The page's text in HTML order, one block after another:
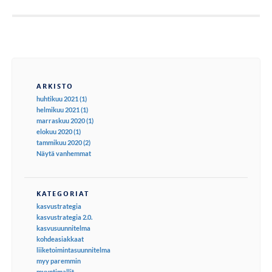
ARKISTO
huhtikuu 2021 (1)
helmikuu 2021 (1)
marraskuu 2020 (1)
elokuu 2020 (1)
tammikuu 2020 (2)
Näytä vanhemmat
KATEGORIAT
kasvustrategia
kasvustrategia 2.0.
kasvusuunnitelma
kohdeasiakkaat
liiketoimintasuunnitelma
myy paremmin